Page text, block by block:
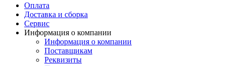
Оплата
Доставка и сборка
Сервис
Информация о компании
Информация о компании
Поставщикам
Реквизиты